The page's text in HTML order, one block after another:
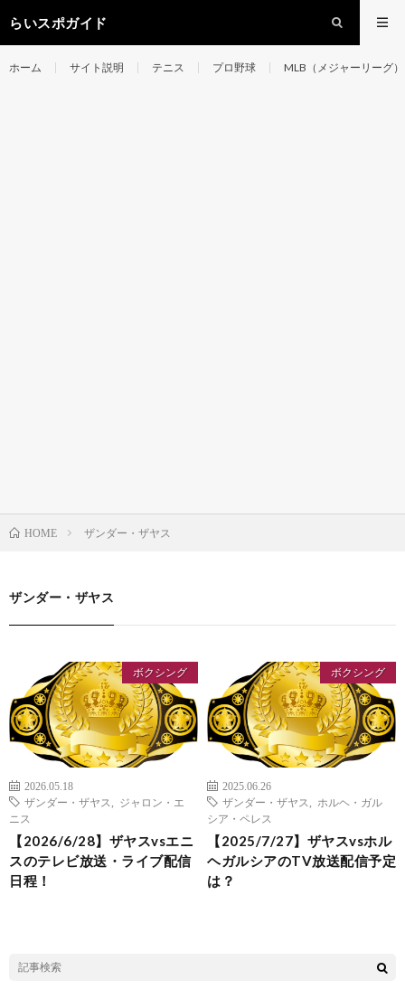
らいスポガイド
ホーム サイト説明 テニス プロ野球 MLB（メジャーリーグ）
HOME ザンダー・ザヤス
ザンダー・ザヤス
ボクシング
2026.05.18
ザンダー・ザヤス
ジャロン・エ
ニス
【2026/6/28】ザヤスvsエニ
スのテレビ放送・ライブ配信
日程！
ボクシング
2025.06.26
ザンダー・ザヤス
ホルヘ・ガル
シア・ペレス
【2025/7/27】ザヤスvsホル
ヘガルシアのTV放送配信予定
は？